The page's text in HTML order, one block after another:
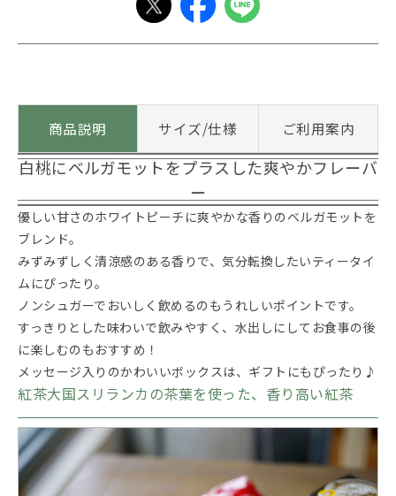
商品説明 サイズ/仕様 ご利用案内
白桃にベルガモットをプラスした爽やかフレーバ
ー
優しい甘さのホワイトピーチに爽やかな香りのベルガモットを
ブレンド。
みずみずしく清涼感のある香りで、気分転換したいティータイ
ムにぴったり。
ノンシュガーでおいしく飲めるのもうれしいポイントです。
すっきりとした味わいで飲みやすく、水出しにしてお食事の後
に楽しむのもおすすめ！
メッセージ入りのかわいいボックスは、ギフトにもぴったり♪
紅茶大国スリランカの茶葉を使った、香り高い紅茶